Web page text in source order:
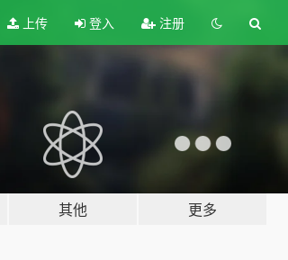
上传 登入 注册
其他 更多